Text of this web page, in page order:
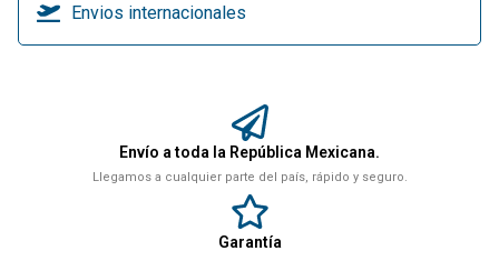
Envios internacionales
Envío a toda la República Mexicana.
Llegamos a cualquier parte del país, rápido y seguro.
Garantía